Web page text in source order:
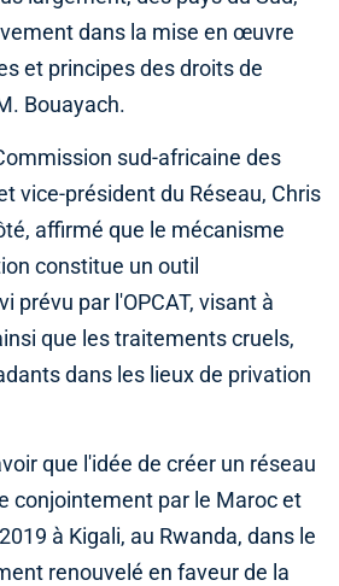
dans la mise en œuvre
et principes des droits de
Bouayach.
sud-africaine des
vice-président du Réseau, Chris
affirmé que le mécanisme
constitue un outil
prévu par l'OPCAT, visant à
que les traitements cruels,
dans les lieux de privation
que l'idée de créer un réseau
conjointement par le Maroc et
à Kigali, au Rwanda, dans le
renouvelé en faveur de la